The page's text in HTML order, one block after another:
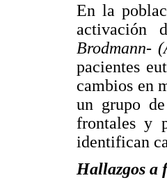
En la
activación
Brodmann-
pacientes
cambios en
un grupo
frontales y
identifican
Hallazgos a